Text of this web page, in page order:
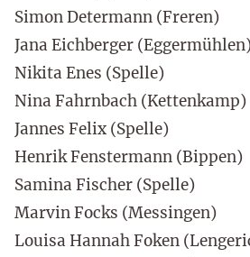
Simon Determann (Freren)
Jana Eichberger
Nikita Enes (Spelle)
Nina Fahrnbach (Kettenkamp)
Jannes Felix (Spelle)
Henrik Fenstermann (Bippen)
Samina Fischer (Spelle)
Marvin Focks (Messingen)
Louisa Hannah Foken